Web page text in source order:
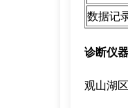
数据记
诊断仪
观山湖